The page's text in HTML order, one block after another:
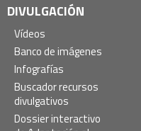
DIVULGACIÓN
Vídeos
Banco de imágenes
Infografías
Buscador recursos
divulgativos
Dossier interactivo